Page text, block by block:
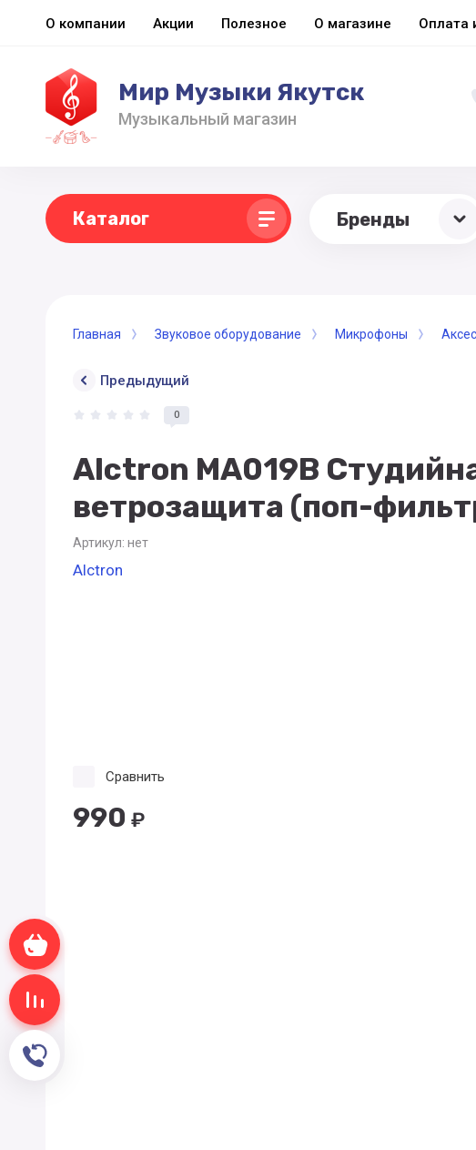
О компании Акции Полезное О магазине Оплата
Мир Музыки Якутск
Музыкальный магазин
Каталог Бренды
Главная Звуковое оборудование Микрофоны
Предыдущий
0
Alctron MA019B
ветрозащита (поп-
Артикул: нет
Alctron
990 ₽
Сравнить